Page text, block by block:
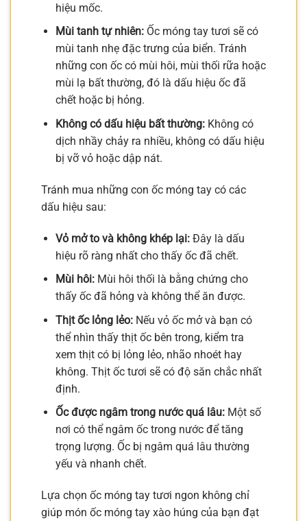
hiệu mốc.
Mùi tanh tự nhiên:Ốc móng tay tươi sẽ có
mùi tanh nhẹ đặc trưng của biển. Tránh
những con ốc có mùi hôi, mùi thối rữa hoặc
mùi lạ bất thường, đó là dấu hiệu ốc đã
chết hoặc bị hỏng.
Không có dấu hiệu bất thường:Không có
dịch nhầy chảy ra nhiều, không có dấu hiệu
bị vỡ vỏ hoặc dập nát.
Tránh mua những con ốc móng tay có các
dấu hiệu sau:
Vỏ mở to và không khép lại:Đây là dấu
hiệu rõ ràng nhất cho thấy ốc đã chết.
Mùi hôi:Mùi hôi thối là bằng chứng cho
thấy ốc đã hỏng và không thể ăn được.
Thịt ốc lỏng lẻo:Nếu vỏ ốc mở và bạn có
thể nhìn thấy thịt ốc bên trong, kiểm tra
xem thịt có bị lỏng lẻo, nhão nhoét hay
không. Thịt ốc tươi sẽ có độ săn chắc nhất
định.
Ốc được ngâm trong nước quá lâu:Một số
nơi có thể ngâm ốc trong nước để tăng
trọng lượng. Ốc bị ngâm quá lâu thường
yếu và nhanh chết.
Lựa chọn ốc móng tay tươi ngon không chỉ
giúp món ốc móng tay xào húng của bạn đạt